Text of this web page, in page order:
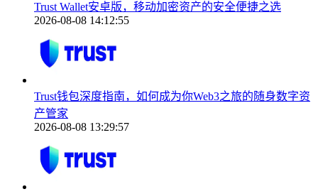
Trust Wallet安卓版，移动加密资产的安全便捷之选
2026-08-08 14:12:55
Trust钱包深度指南，如何成为你Web3之旅的随身数字资
产管家
2026-08-08 13:29:57